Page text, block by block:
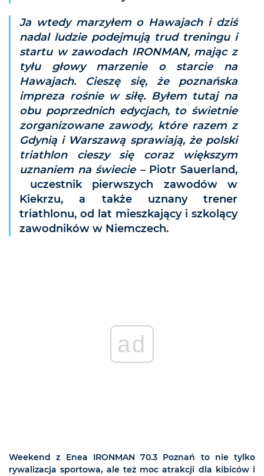
Ja wtedy marzyłem o Hawajach i dziś
nadal ludzie podejmują trud treningu i
startu w zawodach IRONMAN, mając z
tyłu głowy marzenie o starcie na
Hawajach. Cieszę się, że poznańska
impreza rośnie w siłę. Byłem tutaj na
obu poprzednich edycjach, to świetnie
zorganizowane zawody, które razem z
Gdynią i Warszawą sprawiają, że polski
triathlon cieszy się coraz większym
uznaniem na świecie –Piotr Sauerland,
uczestnik pierwszych zawodów w
Kiekrzu, a także uznany trener
triathlonu, od lat mieszkający i szkolący
zawodników w Niemczech.
ad
Weekend z Enea IRONMAN 70.3 Poznań to nie tylko
rywalizacja sportowa, ale też moc atrakcji dla kibiców i